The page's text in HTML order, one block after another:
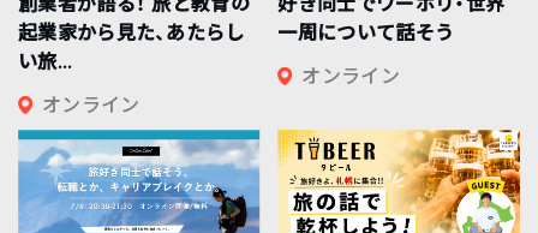
起業家から見た、あたらし
い旅...
オンライン
一周について話そう
オンライン